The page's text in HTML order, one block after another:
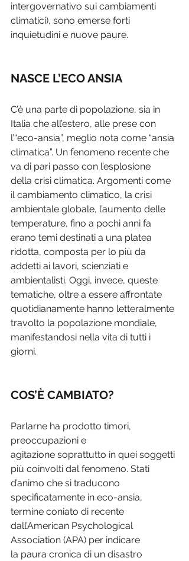
intergovernativo sui cambiamenti
climatici), sono emerse forti
inquietudini e nuove paure.
NASCE L’ECO ANSIA
C’è una parte di popolazione, sia in
Italia che all’estero, alle prese con
l’“eco-ansia”, meglio nota come “ansia
climatica”. Un fenomeno recente che
va di pari passo con l’esplosione
della crisi climatica. Argomenti come
il cambiamento climatico, la crisi
ambientale globale, l’aumento delle
temperature, fino a pochi anni fa
erano temi destinati a una platea
ridotta, composta per lo più da
addetti ai lavori, scienziati e
ambientalisti. Oggi, invece, queste
tematiche, oltre a essere affrontate
quotidianamente hanno letteralmente
travolto la popolazione mondiale,
manifestandosi nella vita di tutti i
giorni.
COS’È CAMBIATO?
Parlarne ha prodotto timori,
preoccupazioni e
agitazione soprattutto in quei soggetti
più coinvolti dal fenomeno. Stati
d’animo che si traducono
specificatamente in eco-ansia,
termine coniato di recente
dall’American Psychological
Association (APA) per indicare
la paura cronica di un disastro